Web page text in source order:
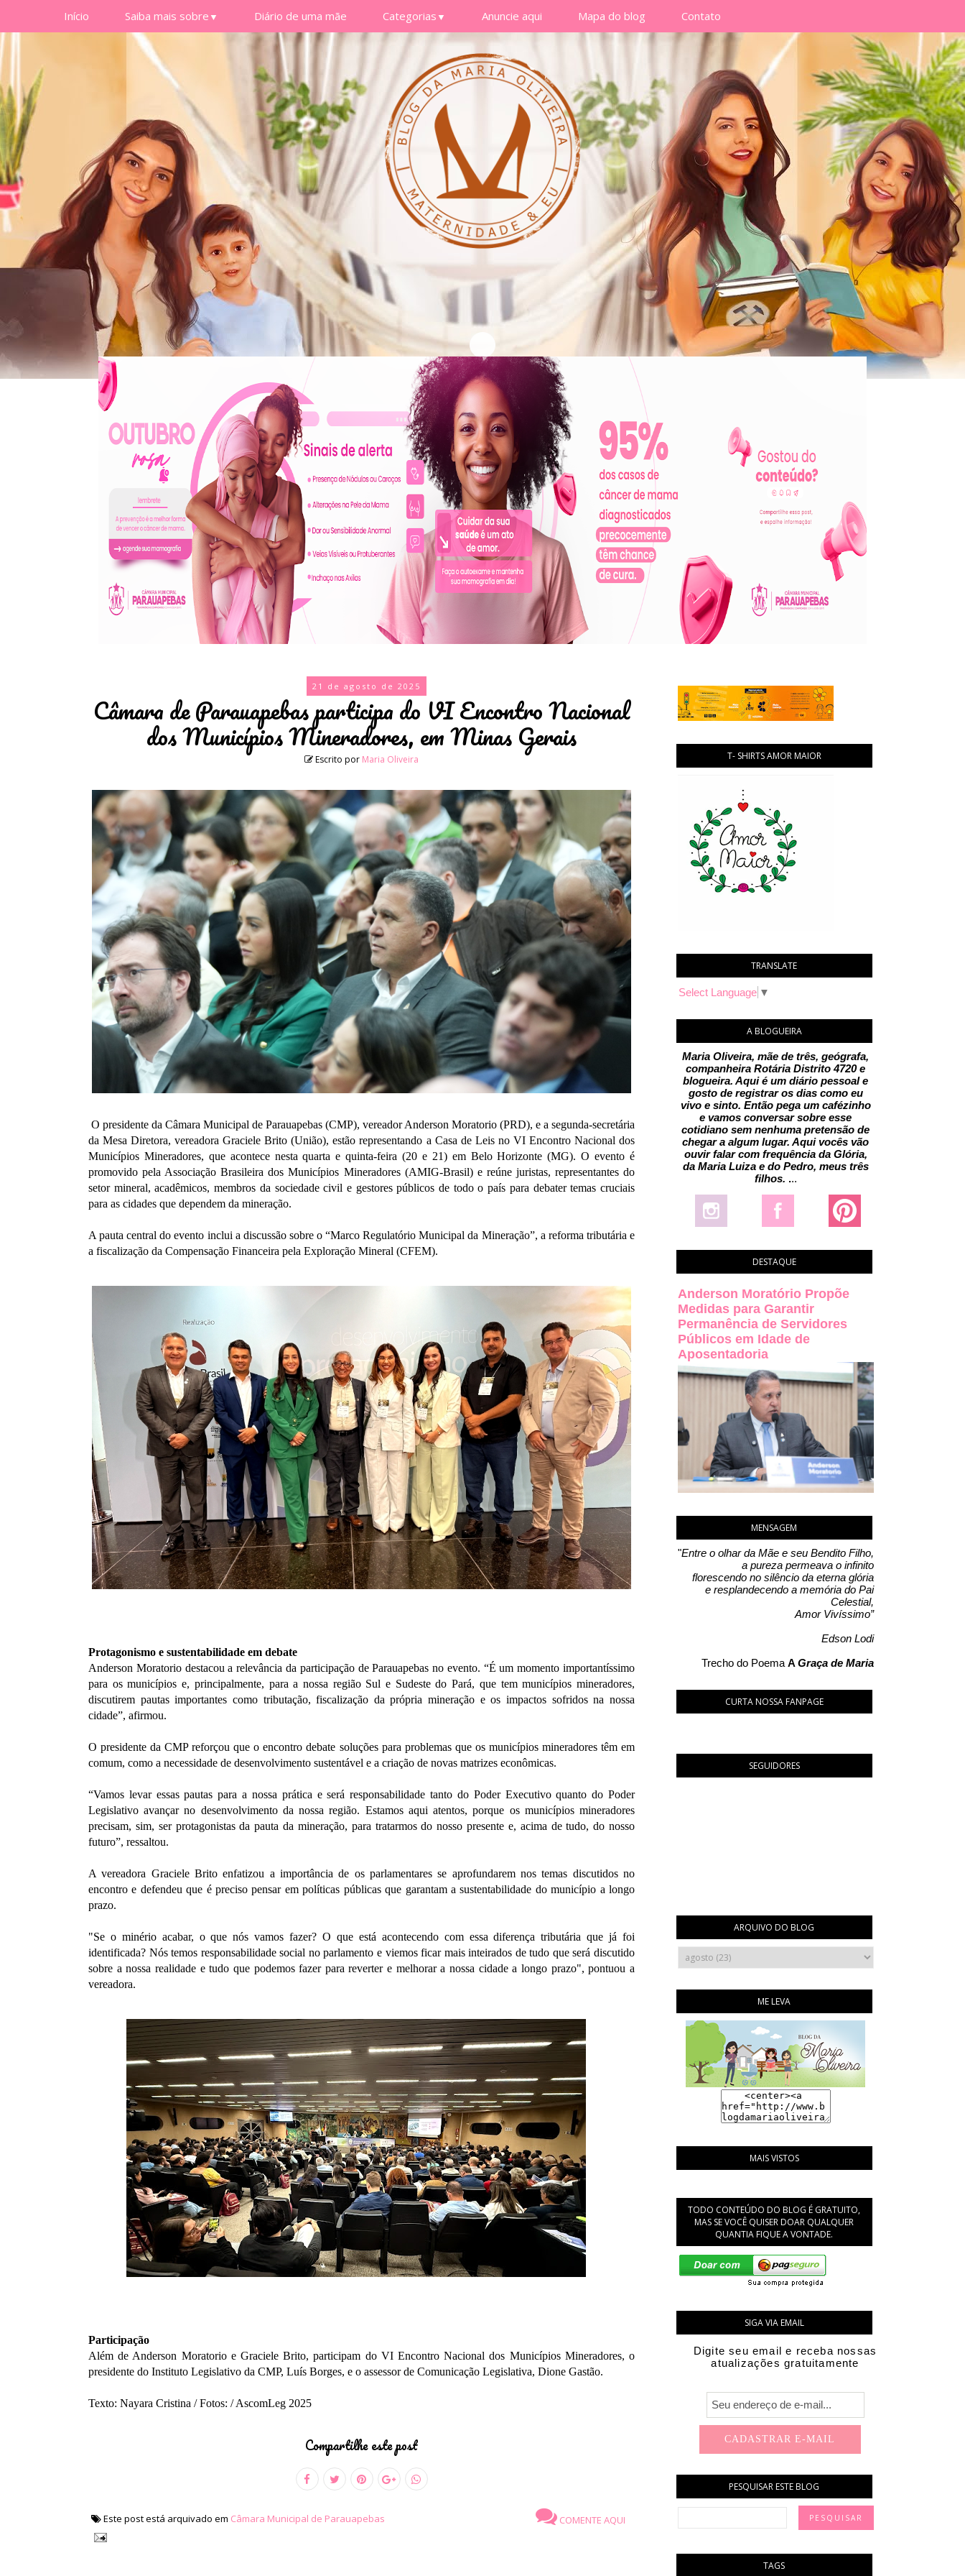
Início Saiba mais sobre ▼ Diário de uma mãe Categorias ▼ Anuncie aqui Mapa do blog Contato
21 de agosto de 2025
Câmara de Parauapebas participa do VI Encontro Nacional
dos Municípios Mineradores, em Minas Gerais
Escrito por Maria Oliveira
O presidente da Câmara Municipal de Parauapebas (CMP), vereador Anderson Moratorio (PRD), e a segunda-secretária
da Mesa Diretora, vereadora Graciele Brito (União), estão representando a Casa de Leis no VI Encontro Nacional dos
Municípios Mineradores, que acontece nesta quarta e quinta-feira (20 e 21) em Belo Horizonte (MG). O evento é
promovido pela Associação Brasileira dos Municípios Mineradores (AMIG-Brasil) e reúne juristas, representantes do
setor mineral, acadêmicos, membros da sociedade civil e gestores públicosde todo o país para debater temas cruciais
para as cidades que dependem da mineração.
A pauta central do evento inclui a discussão sobre o “Marco Regulatório Municipal da Mineração”, a reforma tributária e
a fiscalização da Compensação Financeira pela Exploração Mineral (CFEM).
Protagonismo e sustentabilidade em debate
Anderson Moratorio destacou a relevância da participação de Parauapebas no evento. “É um momento importantíssimo
para os municípios e, principalmente, para a nossa região Sul e Sudeste do Pará, que tem municípios mineradores,
discutirem pautas importantes como tributação, fiscalização da própria mineração e os impactos sofridos na nossa
cidade”, afirmou.
O presidente da CMP reforçou que o encontro debate soluções para problemas que os municípios mineradores têm em
comum, como a necessidade de desenvolvimento sustentável e a criação de novas matrizes econômicas.
“Vamos levar essas pautas para a nossa prática e será responsabilidade tanto do Poder Executivo quanto do Poder
Legislativo avançar no desenvolvimento da nossa região. Estamos aqui atentos, porque os municípios mineradores
precisam, sim, ser protagonistas da pauta da mineração, para tratarmos do nosso presente e, acima de tudo, do nosso
futuro”, ressaltou.
A vereadora Graciele Brito enfatizou a importância de os parlamentares se aprofundarem nos temas discutidos no
encontro e defendeu que é preciso pensar em políticas públicas que garantam a sustentabilidade do município a longo
prazo.
"Se o minério acabar, o que nós vamos fazer? O que está acontecendo com essa diferença tributária que já foi
identificada? Nós temos responsabilidade social no parlamento e viemos ficar mais inteirados de tudo que será discutido
sobre a nossa realidade e tudo que podemos fazer para reverter e melhorar a nossa cidade a longo prazo", pontuou a
vereadora.
Participação
Além de Anderson Moratorio e Graciele Brito, participam do VI Encontro Nacional dos Municípios Mineradores, o
presidente do Instituto Legislativo da CMP, Luís Borges, e o assessor de Comunicação Legislativa, Dione Gastão.
Texto: Nayara Cristina / Fotos: / AscomLeg 2025
Compartilhe este post
COMENTE AQUI
Este post está arquivado em Câmara Municipal de Parauapebas
T- SHIRTS AMOR MAIOR
TRANSLATE
Select Language ▼
A BLOGUEIRA
Maria Oliveira, mãe de três, geógrafa,
companheira Rotária Distrito 4720 e
blogueira. Aqui é um diário pessoal e
gosto de registrar os dias como eu
vivo e sinto. Então pega um cafézinho
e vamos conversar sobre esse
cotidiano sem nenhuma pretensão de
chegar a algum lugar. Aqui vocês vão
ouvir falar com frequência da Glória,
da Maria Luiza e do Pedro, meus três
filhos. ...
DESTAQUE
Anderson Moratório Propõe
Medidas para Garantir
Permanência de Servidores
Públicos em Idade de
Aposentadoria
MENSAGEM
"Entre o olhar da Mãe e seu Bendito Filho,
a pureza permeava o infinito
florescendo no silêncio da eterna glória
e resplandecendo a memória do Pai
Celestial,
Amor Vivíssimo”
Edson Lodi
Trecho do Poema A Graça de Maria
CURTA NOSSA FANPAGE
SEGUIDORES
ARQUIVO DO BLOG
ME LEVA
MAIS VISTOS
TODO CONTEÚDO DO BLOG É GRATUITO,
MAS SE VOCÊ QUISER DOAR QUALQUER
QUANTIA FIQUE A VONTADE.
SIGA VIA EMAIL
Digite seu email e receba nossas
atualizações gratuitamente
PESQUISAR ESTE BLOG
TAGS